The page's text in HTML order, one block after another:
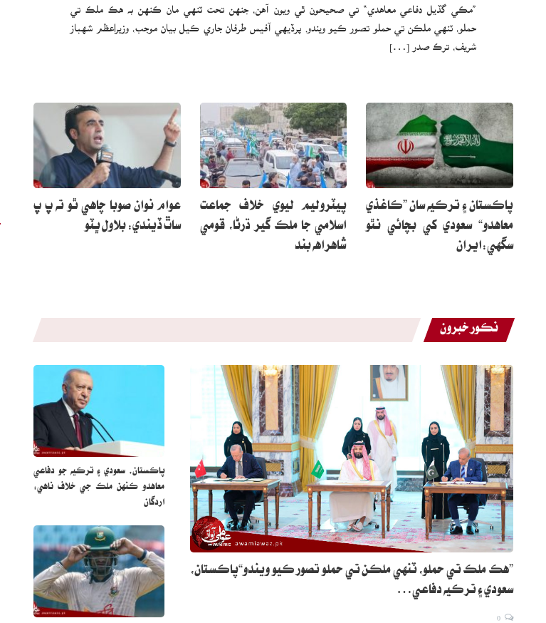
”مڪي گڏيل دفاعي معاهدي“ تي صحيحون ٿي ويون آهن، جنهن تحت ٽنهي مان ڪنهن به هڪ ملڪ تي
حملو، ٽنهي ملڪن تي حملو تصور ڪيو ويندو. پرڏيهي آفيس طرفان جاري ڪيل بيان موجب، وزيراعظم شهباز
شريف، ترڪ صدر […]
پاڪستان ۽ ترڪيه سان ”ڪاغذي
معاهدو“ سعودي کي بچائي نٿو
سگهي:ايران
پيٽروليم ليوي خلاف جماعت
اسلامي جا ملڪ گير ڌرڻا، قومي
شاهراهه بند
عوام نوان صوبا چاهي ٿو ته پ پ
ساٿ ڏيندي: بلاول ڀٽو
نڪور خبرون
”هڪ ملڪ تي حملو، ٽنهي ملڪن تي حملو تصور ڪيو ويندو“پاڪستان،
سعودي ۽ ترڪيه دفاعي…
پاڪستان، سعودي ۽ ترڪيه جو دفاعي
معاهدو ڪنهن ملڪ جي خلاف ناهي:
اردگان